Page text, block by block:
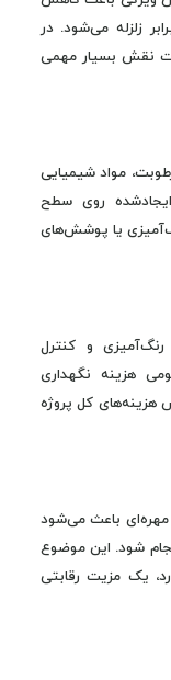
زلزله می‌شود. در
نقش بسیار مهمی
مواد شیمیایی
روی سطح
یا پوشش‌های
رنگ‌آمیزی و کنترل
هزینه نگهداری
هزینه‌های کل پروژه
مهره‌ای باعث می‌شود
شود. این موضوع
یک مزیت رقابتی